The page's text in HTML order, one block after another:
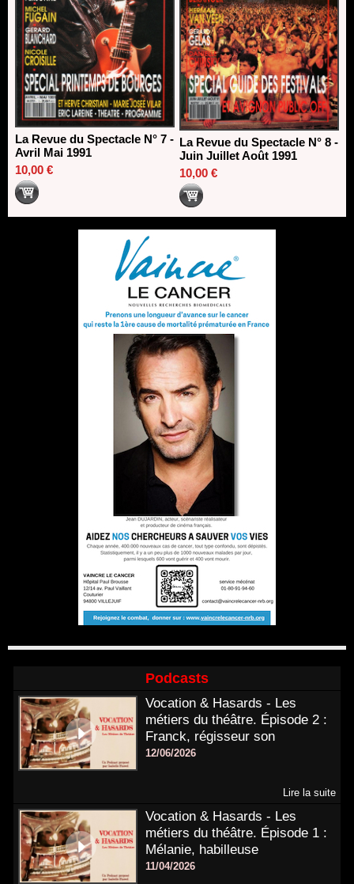
La Revue du Spectacle N° 7 -
Avril Mai 1991
10,00 €
La Revue du Spectacle N° 8 -
Juin Juillet Août 1991
10,00 €
Podcasts
Vocation & Hasards - Les
métiers du théâtre. Épisode 2 :
Franck, régisseur son
12/06/2026
Lire la suite
Vocation & Hasards - Les
métiers du théâtre. Épisode 1 :
Mélanie, habilleuse
11/04/2026